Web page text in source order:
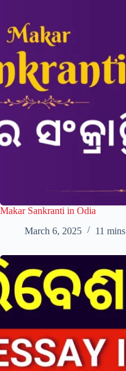
Makar Sankranti in Odia
March 6, 2025
11 mins